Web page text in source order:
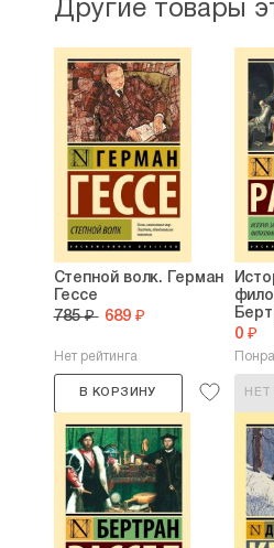
Другие товары
Степной волк. Герман
Гессе
785 ₽ 689 ₽
Нет рейтинга
В КОРЗИНУ
0 ₽
НЕТ